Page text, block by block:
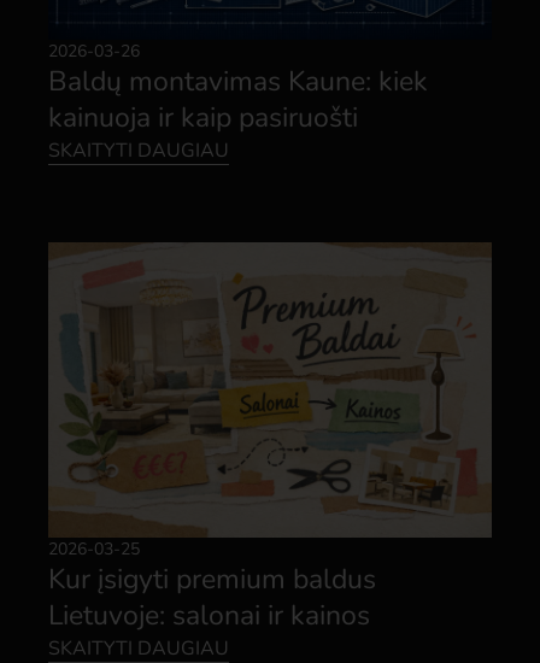
2026-03-26
Baldų montavimas Kaune: kiek
kainuoja ir kaip pasiruošti
SKAITYTI DAUGIAU
2026-03-25
Kur įsigyti premium baldus
Lietuvoje: salonai ir kainos
SKAITYTI DAUGIAU